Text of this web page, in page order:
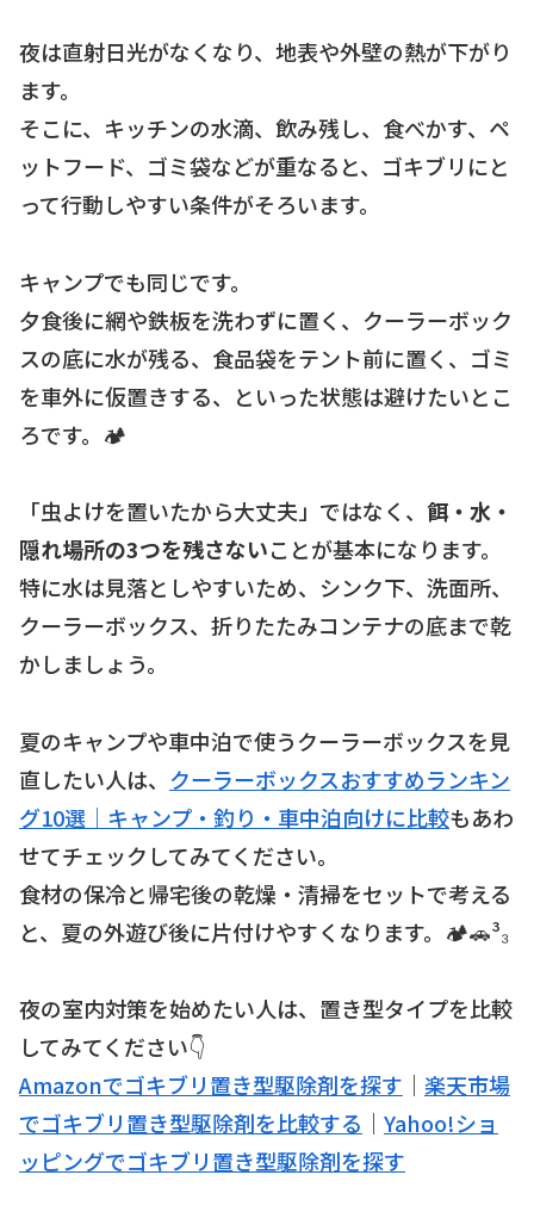
夜は直射日光がなくなり、地表や外壁の熱が下がり
ます。
そこに、キッチンの水滴、飲み残し、食べかす、ペ
ットフード、ゴミ袋などが重なると、ゴキブリにと
って行動しやすい条件がそろいます。
キャンプでも同じです。
夕食後に網や鉄板を洗わずに置く、クーラーボック
スの底に水が残る、食品袋をテント前に置く、ゴミ
を車外に仮置きする、といった状態は避けたいとこ
ろです。🏕
「虫よけを置いたから大丈夫」ではなく、 餌・水・
隠れ場所の3つを残さないことが基本になります。
特に水は見落としやすいため、シンク下、洗面所、
クーラーボックス、折りたたみコンテナの底まで乾
かしましょう。
夏のキャンプや車中泊で使うクーラーボックスを見
直したい人は、 クーラーボックスおすすめランキン
グ10選｜キャンプ・釣り・車中泊向けに比較もあわ
せてチェックしてみてください。
食材の保冷と帰宅後の乾燥・清掃をセットで考える
と、夏の外遊び後に片付けやすくなります。🏕🚗³₃
夜の室内対策を始めたい人は、置き型タイプを比較
してみてください👇
Amazonでゴキブリ置き型駆除剤を探す ｜ 楽天市場
でゴキブリ置き型駆除剤を比較する ｜ Yahoo!ショ
ッピングでゴキブリ置き型駆除剤を探す